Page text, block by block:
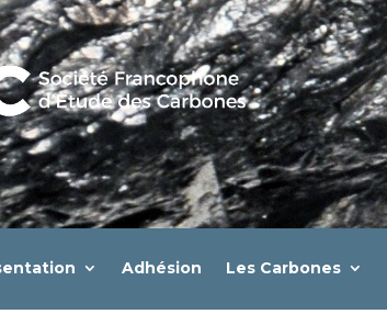
Adhésion Les Carbones